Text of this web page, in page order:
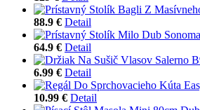
88.9 € Detail
64.9 € Detail
6.99 € Detail
10.99 € Detail